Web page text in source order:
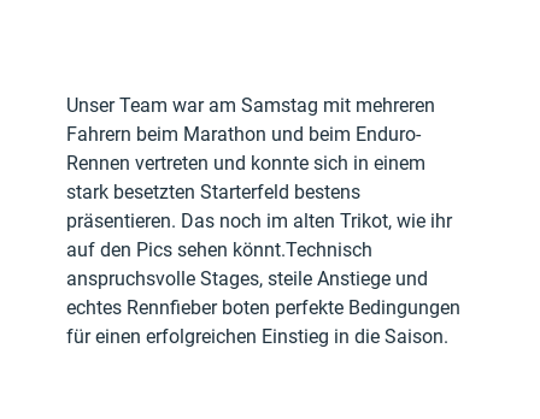
Unser Team war am Samstag mit mehreren
Fahrern beim Marathon und beim Enduro-
Rennen vertreten und konnte sich in einem
stark besetzten Starterfeld bestens
präsentieren. Das noch im alten Trikot, wie ihr
auf den Pics sehen könnt.Technisch
anspruchsvolle Stages, steile Anstiege und
echtes Rennfieber boten perfekte Bedingungen
für einen erfolgreichen Einstieg in die Saison.